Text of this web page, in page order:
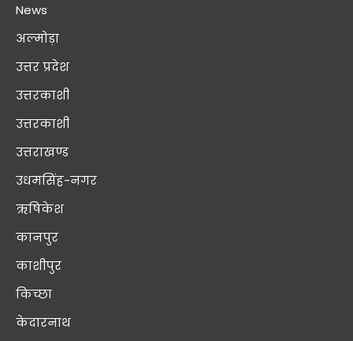
News
अल्मोड़ा
उत्तर प्रदेश
उत्तरकाशी
उत्तरकाशी
उत्तराखण्ड
उधमसिंह-नगर
ऋषिकेश
कानपुर
काशीपुर
किच्छा
केदारनाथ